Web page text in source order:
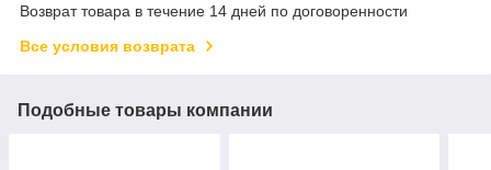
Возврат товара в течение 14 дней по договоренности
Все условия возврата
Подобные товары компании